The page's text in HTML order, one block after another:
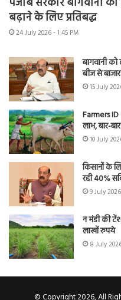
बढ़ाने के लिए प्रतिबद्ध
24 July 2026 - 1:45 PM
बागवानी
बीज से
15 July
Farmers ID
लाभ, बार-
10 July
किसानों के
रही 40%
9 July
न मंडी की
लाखों रुपये
8 July
© Copyright 2026, All